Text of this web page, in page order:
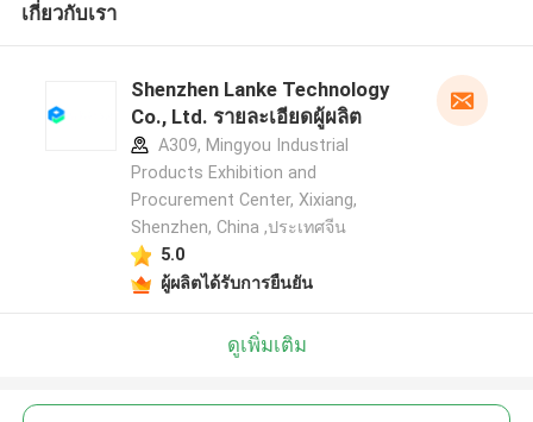
เกี่ยวกับเรา
Shenzhen Lanke Technology
Co., Ltd. รายละเอียดผู้ผลิต
A309, Mingyou Industrial
Products Exhibition and
Procurement Center, Xixiang,
Shenzhen, China ,ประเทศจีน
5.0
ผู้ผลิตได้รับการยืนยัน
ดูเพิ่มเติม